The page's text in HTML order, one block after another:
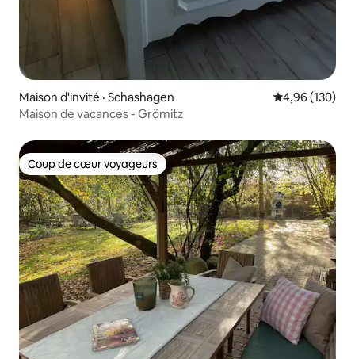
Maison d'invité · Schashagen Note
4,96 (130)
Maison de vacances - Grömitz
Coup de cœur voyageurs
Coup de cœur voyageurs